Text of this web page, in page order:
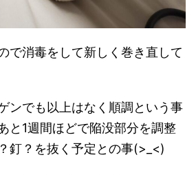
で消毒をして新しく巻き直して
ンでも以上はなく順調という事
と1週間ほどで陥没部分を調整
釘？を抜く予定との事(>_<)